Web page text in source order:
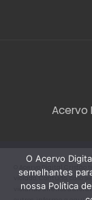
Acervo
O Acervo Digital
violado. Contudo, caso
violando direitos
O Acervo
semelhantes
nossa Política